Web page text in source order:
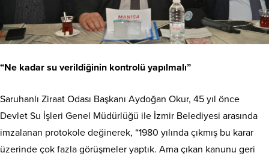
“Ne kadar su verildiğinin kontrolü yapılmalı”
Saruhanlı Ziraat Odası Başkanı Aydoğan Okur, 45 yıl önce
Devlet Su İşleri Genel Müdürlüğü ile İzmir Belediyesi arasında
imzalanan protokole değinerek, “1980 yılında çıkmış bu karar
üzerinde çok fazla görüşmeler yaptık. Ama çıkan kanunu geri